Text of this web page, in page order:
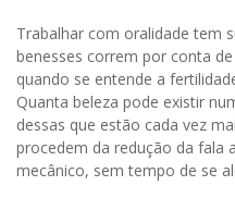
Trabalhar com oralidade tem
benesses correm por conta
quando se entende a
Quanta beleza pode existir
dessas que estão cada vez
procedem da redução da fala
mecânico, sem tempo de se